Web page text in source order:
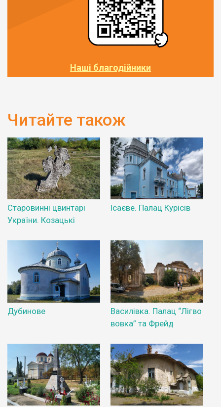
Наші благодійники
Читайте також
Старовинні цвинтарі
України. Козацькі
Ісаєве. Палац Курісів
Дубинове
Василівка. Палац “Лігво
вовка” та Фрейд